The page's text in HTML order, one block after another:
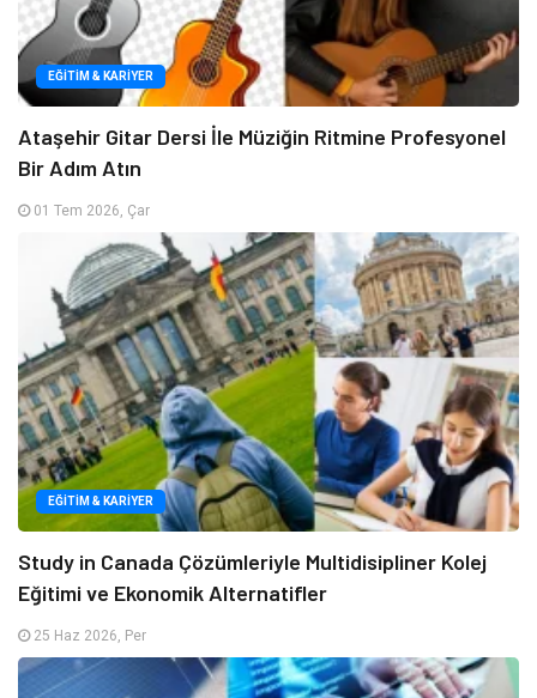
EĞITIM & KARIYER
Ataşehir Gitar Dersi İle Müziğin Ritmine Profesyonel
Bir Adım Atın
01 Tem 2026, Çar
EĞITIM & KARIYER
Study in Canada Çözümleriyle Multidisipliner Kolej
Eğitimi ve Ekonomik Alternatifler
25 Haz 2026, Per